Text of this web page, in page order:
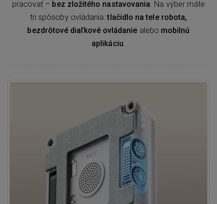
pracovať – bez zložitého nastavovania . Na výber máte
tri spôsoby ovládania:tlačidlo na tele robota,
bezdrôtové diaľkové ovládanie alebo mobilnú
aplikáciu